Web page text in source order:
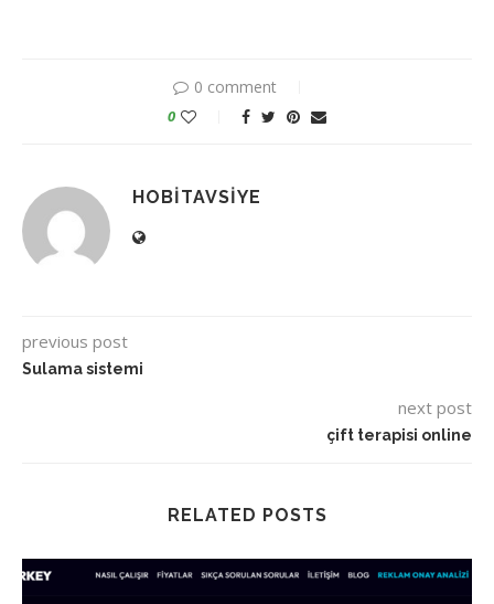
0 comment
0
HOBITAVSIYE
previous post
Sulama sistemi
next post
çift terapisi online
RELATED POSTS